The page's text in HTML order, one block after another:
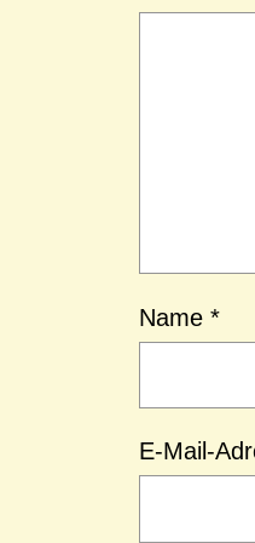
Name *
E-Mail-